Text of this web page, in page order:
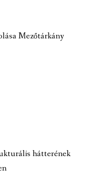
Mezőtárkány
hátterének